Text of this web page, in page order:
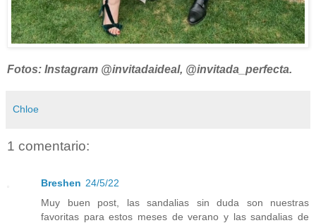
Fotos: Instagram @invitadaideal, @invitada_perfecta.
Chloe
1 comentario:
Breshen 24/5/22
Muy buen post, las sandalias sin duda son nuestras
favoritas para estos meses de verano y las sandalias de